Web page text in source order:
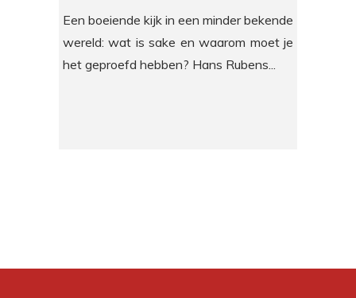
Een boeiende kijk in een minder bekende
wereld: wat is sake en waarom moet je
het geproefd hebben? Hans Rubens...